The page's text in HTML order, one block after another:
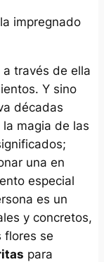
impregnado
través de ella
Y sino
décadas
magia de las
una en
especial
es un
y concretos,
flores se
para